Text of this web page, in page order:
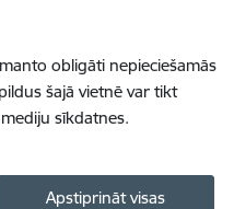
obligāti nepieciešamās
šajā vietnē var tikt
sīkdatnes.
Apstiprināt visas